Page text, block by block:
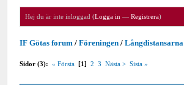
Hej du är inte inloggad (Logga in —Registrera)
IF Götas forum /Föreningen /Långdistansarna
Sidor (3): « Första [1] 2 3 Nästa > Sista »